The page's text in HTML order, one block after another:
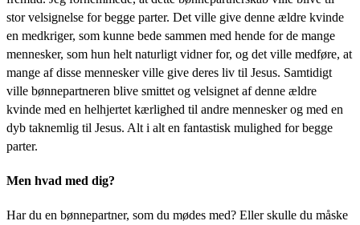
stor velsignelse for begge parter. Det ville give denne ældre kvinde
en medkriger, som kunne bede sammen med hende for de mange
mennesker, som hun helt naturligt vidner for, og det ville medføre, at
mange af disse mennesker ville give deres liv til Jesus. Samtidigt
ville bønnepartneren blive smittet og velsignet af denne ældre
kvinde med en helhjertet kærlighed til andre mennesker og med en
dyb taknemlig til Jesus. Alt i alt en fantastisk mulighed for begge
parter.
Men hvad med dig?
Har du en bønnepartner, som du mødes med? Eller skulle du måske